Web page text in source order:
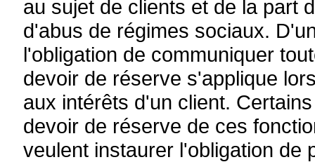
au sujet de clients et de la part
d'abus de régimes sociaux.
l'obligation de communiquer
devoir de réserve s'applique
aux intérêts d'un client.
devoir de réserve de ces
veulent instaurer l'obligation de